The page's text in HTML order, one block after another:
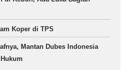
Koper di TPS
Mantan Dubes Indonesia